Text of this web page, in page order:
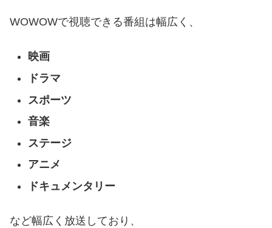
WOWOWで視聴できる番組は幅広く、
映画
ドラマ
スポーツ
音楽
ステージ
アニメ
ドキュメンタリー
など幅広く放送しており、